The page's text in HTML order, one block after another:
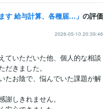
労務のご相談全般ご相談にのります 給与計算、各種届出、雇用契約書など幅広く相談可能！ の評価
2026-05-10 20:39:46
ていただいた他、個人的な相談
きました。
たお陰で、悩んでいた課題が解
しきれません。